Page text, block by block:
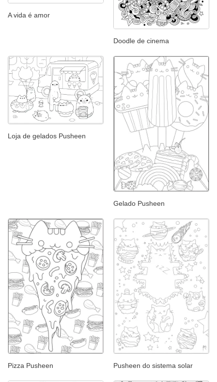
A vida é amor
Doodle de cinema
Loja de gelados Pusheen
Gelado Pusheen
Pizza Pusheen Pusheen do sistema solar